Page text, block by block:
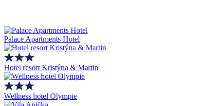
Palace Apartments Hotel
Hotel resort Kristýna & Martin
Wellness hotel Olympie